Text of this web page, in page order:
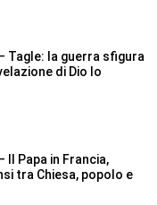
Tagle: la guerra sfigura
di Dio lo
Papa in Francia,
tra Chiesa, popolo e